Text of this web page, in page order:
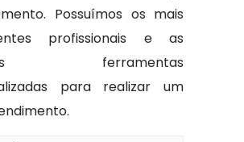
Possuímos os mais
profissionais e as
ferramentas
para realizar um